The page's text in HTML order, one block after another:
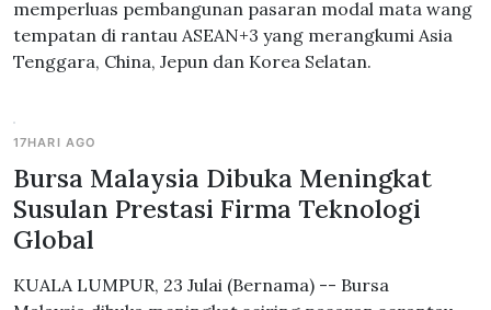
memperluas pembangunan pasaran modal mata wang
tempatan di rantau ASEAN+3 yang merangkumi Asia
Tenggara, China, Jepun dan Korea Selatan.
17HARI AGO
Bursa Malaysia Dibuka Meningkat
Susulan Prestasi Firma Teknologi
Global
KUALA LUMPUR, 23 Julai (Bernama) -- Bursa